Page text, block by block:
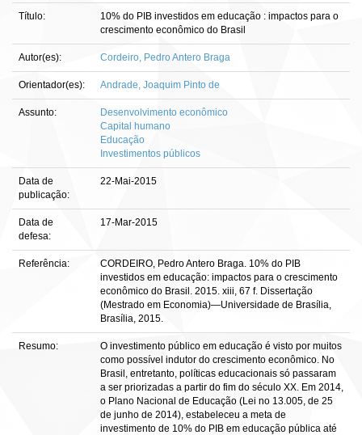
Título:
10% do PIB investidos em educação : impactos para o
crescimento econômico do Brasil
Autor(es): Cordeiro, Pedro Antero Braga
Orientador(es): Andrade, Joaquim Pinto de
Assunto:
Desenvolvimento econômico
Capital humano
Educação
Investimentos públicos
Data de
publicação:
22-Mai-2015
Data de
defesa:
17-Mar-2015
Referência:
CORDEIRO, Pedro Antero Braga. 10% do PIB
investidos em educação: impactos para o crescimento
econômico do Brasil. 2015. xiii, 67 f. Dissertação
(Mestrado em Economia)—Universidade de Brasília,
Brasília, 2015.
Resumo:
O investimento público em educação é visto por muitos
como possível indutor do crescimento econômico. No
Brasil, entretanto, políticas educacionais só passaram
a ser priorizadas a partir do fim do século XX. Em 2014,
o Plano Nacional de Educação (Lei no 13.005, de 25
de junho de 2014), estabeleceu a meta de
investimento de 10% do PIB em educação pública até